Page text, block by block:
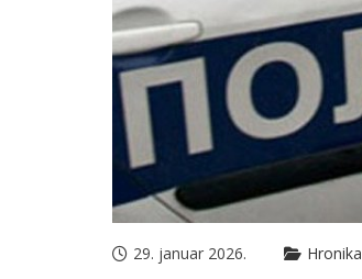
29. januar 2026. Hronika